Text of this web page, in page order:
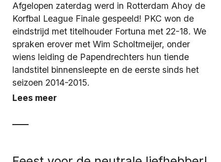
Afgelopen zaterdag werd in Rotterdam Ahoy de
Korfbal League Finale gespeeld! PKC won de
eindstrijd met titelhouder Fortuna met 22-18. We
spraken erover met Wim Scholtmeijer, onder
wiens leiding de Papendrechters hun tiende
landstitel binnensleepte en de eerste sinds het
seizoen 2014-2015.
Lees meer